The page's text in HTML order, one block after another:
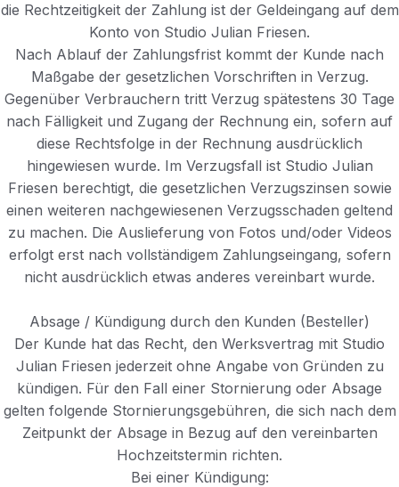
die Rechtzeitigkeit der Zahlung ist der Geldeingang auf dem
Konto von Studio Julian Friesen.
Nach Ablauf der Zahlungsfrist kommt der Kunde nach
Maßgabe der gesetzlichen Vorschriften in Verzug.
Gegenüber Verbrauchern tritt Verzug spätestens 30 Tage
nach Fälligkeit und Zugang der Rechnung ein, sofern auf
diese Rechtsfolge in der Rechnung ausdrücklich
hingewiesen wurde. Im Verzugsfall ist Studio Julian
Friesen berechtigt, die gesetzlichen Verzugszinsen sowie
einen weiteren nachgewiesenen Verzugsschaden geltend
zu machen. Die Auslieferung von Fotos und/oder Videos
erfolgt erst nach vollständigem Zahlungseingang, sofern
nicht ausdrücklich etwas anderes vereinbart wurde.
Absage / Kündigung durch den Kunden (Besteller)
Der Kunde hat das Recht, den Werksvertrag mit Studio
Julian Friesen jederzeit ohne Angabe von Gründen zu
kündigen. Für den Fall einer Stornierung oder Absage
gelten folgende Stornierungsgebühren, die sich nach dem
Zeitpunkt der Absage in Bezug auf den vereinbarten
Hochzeitstermin richten.
Bei einer Kündigung: